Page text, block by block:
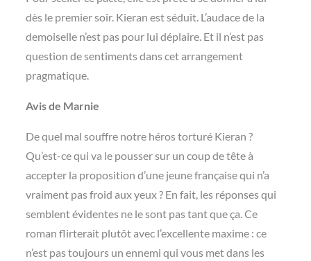
dès le premier soir. Kieran est séduit. L’audace de la
demoiselle n’est pas pour lui déplaire. Et il n’est pas
question de sentiments dans cet arrangement
pragmatique.
Avis de Marnie
De quel mal souffre notre héros torturé Kieran ?
Qu’est-ce qui va le pousser sur un coup de tête à
accepter la proposition d’une jeune française qui n’a
vraiment pas froid aux yeux ? En fait, les réponses qui
semblent évidentes ne le sont pas tant que ça. Ce
roman flirterait plutôt avec l’excellente maxime : ce
n’est pas toujours un ennemi qui vous met dans les